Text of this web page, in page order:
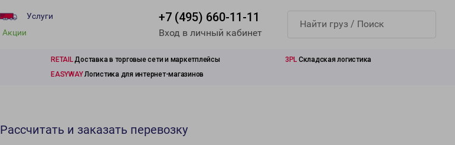
Услуги
Акции
+7 (495) 660-11-11
Вход в личный кабинет
RETAILДоставка в торговые сети и маркетплейсы 3PL Складская логистика
EASYWAYЛогистика для интернет-магазинов
Рассчитать и заказать перевозку